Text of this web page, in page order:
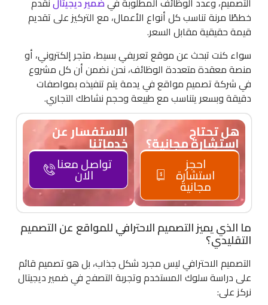
خططًا مرنة تناسب كل أنواع الأعمال، مع التركيز على تقديم
قيمة حقيقية مقابل السعر.
سواء كنت تبحث عن موقع تعريفي بسيط، متجر إلكتروني، أو
منصة معقدة متعددة الوظائف، نحن نضمن أن كل مشروع
في شركة تصميم مواقع في يدمة يتم تنفيذه بمواصفات
دقيقة وبسعر يتناسب مع طبيعة وحجم نشاطك التجاري.
هل تحتاج
استشارة مجانية؟
احجز
استشارة
مجانية
الاستفسار عن
خدماتنا
تواصل معنا
الان
ما الذي يميز التصميم الاحترافي للمواقع عن التصميم
التقليدي؟
التصميم الاحترافي ليس مجرد شكل جذاب، بل هو تصميم قائم
على دراسة سلوك المستخدم وتجربة التصفح في ضمير ديجيتال
نركز على: